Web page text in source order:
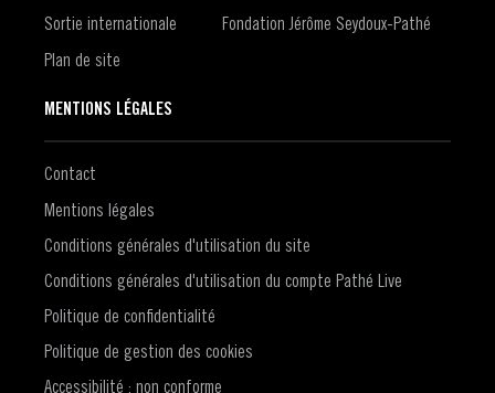
Sortie internationale
Plan de site
Fondation Jérôme Seydoux-Pathé
MENTIONS LÉGALES
Contact
Mentions légales
Conditions générales d'utilisation du site
Conditions générales d'utilisation du compte Pathé Live
Politique de confidentialité
Politique de gestion des cookies
Accessibilité : non conforme